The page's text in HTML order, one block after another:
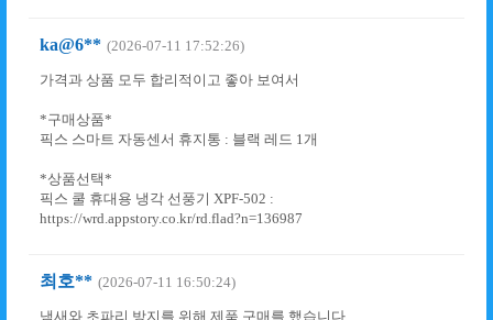
ka@6** (2026-07-11 17:52:26)
가격과 상품 모두 합리적이고 좋아 보여서
*구매상품*
픽스 스마트 자동센서 휴지통 : 블랙 레드 1개
*상품선택*
픽스 쿨 휴대용 냉각 선풍기 XPF-502 :
https://wrd.appstory.co.kr/rd.flad?n=136987
최호** (2026-07-11 16:50:24)
냄새와 초파리 방지를 위해 제품 구매를 했습니다